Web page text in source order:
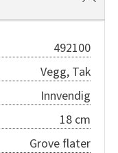
492100
Vegg, Tak
Innvendig
18 cm
Grove flater